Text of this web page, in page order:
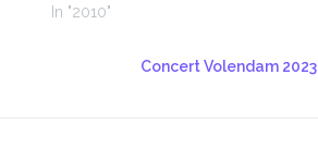
In "2010"
Concert Volendam 2023